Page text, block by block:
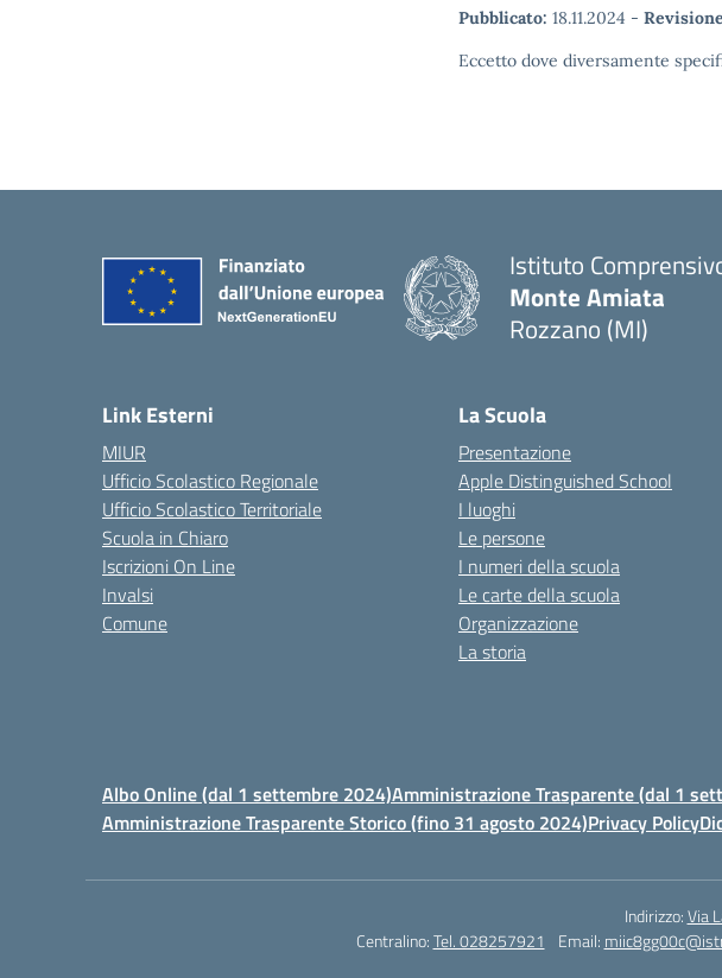
Pubblicato: 18.11.2024 -
Eccetto dove diversamente
Istituto
Monte Amiata
Rozzano (MI)
Link Esterni
MIUR
Ufficio Scolastico Regionale
Ufficio Scolastico Territoriale
Scuola in Chiaro
Iscrizioni On Line
Invalsi
Comune
La Scuola
Presentazione
Apple Distinguished School
I luoghi
Le persone
I numeri della scuola
Le carte della scuola
Organizzazione
La storia
Albo Online (dal 1 settembre 2024)Amministrazione Trasparente (dal 1
Amministrazione Trasparente Storico (fino 31 agosto 2024)Privacy Policy
Indirizzo:Via
Centralino:Tel. 028257921 Email: